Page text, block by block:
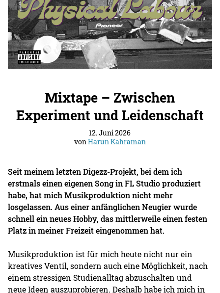
Mixtape – Zwischen
Experiment und Leidenschaft
12. Juni 2026
vonHarun Kahraman
Seit meinem letzten Digezz-Projekt, bei dem ich
erstmals einen eigenen Song in FL Studio produziert
habe, hat mich Musikproduktion nicht mehr
losgelassen. Aus einer anfänglichen Neugier wurde
schnell ein neues Hobby, das mittlerweile einen festen
Platz in meiner Freizeit eingenommen hat.
Musikproduktion ist für mich heute nicht nur ein
kreatives Ventil, sondern auch eine Möglichkeit, nach
einem stressigen Studienalltag abzuschalten und
neue Ideen auszuprobieren. Deshalb habe ich mich in